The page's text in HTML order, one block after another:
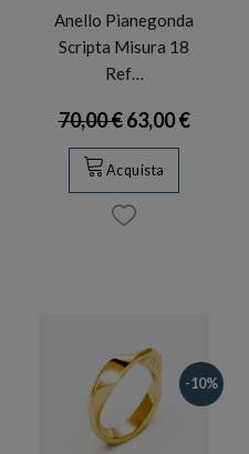
Anello Pianegonda
Scripta Misura 18
Ref…
70,00 €63,00 €
Acquista
-10%